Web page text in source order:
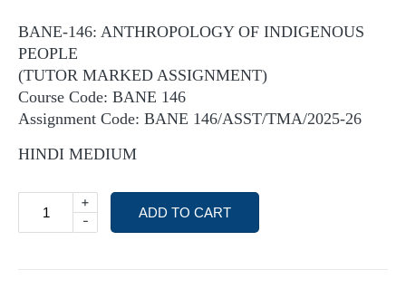
BANE-146: ANTHROPOLOGY OF INDIGENOUS
PEOPLE
(TUTOR MARKED ASSIGNMENT)
Course Code: BANE 146
Assignment Code: BANE 146/ASST/TMA/2025-26
HINDI MEDIUM
-
+
ADD TO CART